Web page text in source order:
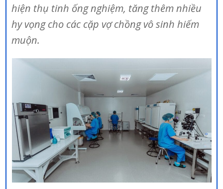
hiện thụ tinh ống nghiệm, tăng thêm nhiều
hy vọng cho các cặp vợ chồng vô sinh hiếm
muộn.